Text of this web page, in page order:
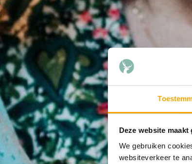
Deze website
We gebruiken
websiteverkeer te